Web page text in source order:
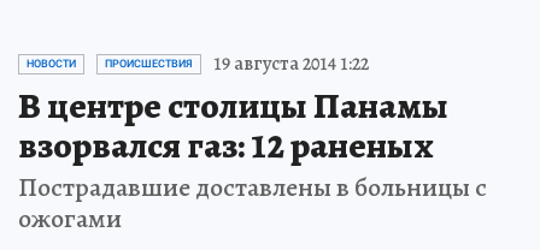
НОВОСТИ ПРОИСШЕСТВИЯ 19 августа 2014 1:22
В центре столицы Панамы
взорвался газ: 12 раненых
Пострадавшие доставлены в больницы с
ожогами